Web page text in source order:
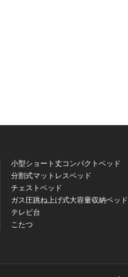
小型ショート丈コンパクトベッド
分割式マットレスベッド
チェストベッド
ガス圧跳ね上げ式大容量収納ベッド
テレビ台
こたつ